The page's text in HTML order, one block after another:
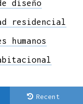
diseño
residencial
humanos
Recent